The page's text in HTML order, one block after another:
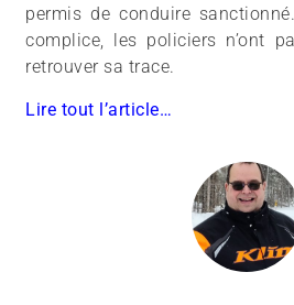
permis de conduire
complice, les policiers n’ont
retrouver sa trace.
Lire tout l’article…